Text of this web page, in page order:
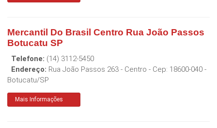
Mercantil Do Brasil Centro Rua João Passos
Botucatu SP
Telefone: (14) 3112-5450
Endereço: Rua João Passos 263 - Centro - Cep: 18600-040 -
Botucatu/SP
Mais Informações